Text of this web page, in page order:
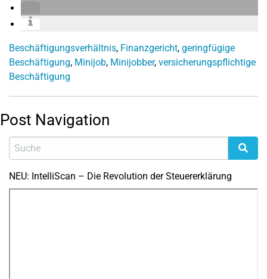
Beschäftigungsverhältnis, Finanzgericht, geringfügige
Beschäftigung, Minijob, Minijobber, versicherungspflichtige
Beschäftigung
Post Navigation
NEU: IntelliScan – Die Revolution der Steuererklärung